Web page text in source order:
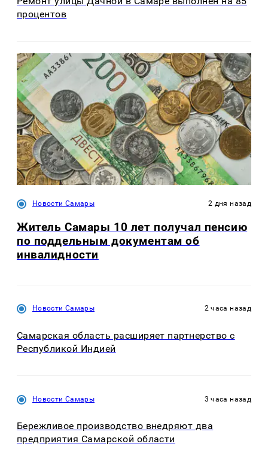
процентов
Новости Самары 2 дня назад
Житель Самары 10 лет получал пенсию
по поддельным документам об
инвалидности
Новости Самары 2 часа назад
Самарская область расширяет партнерство с
Республикой Индией
Новости Самары 3 часа назад
Бережливое производство внедряют два
предприятия Самарской области